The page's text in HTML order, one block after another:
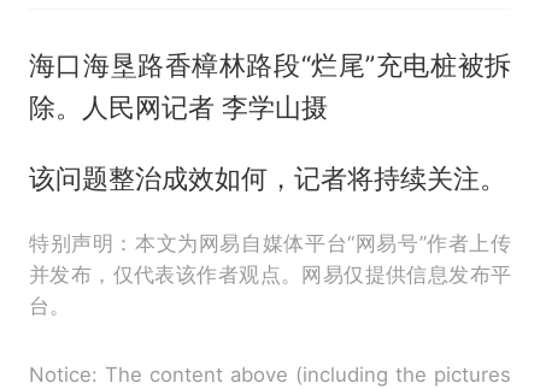
海口海垦路香樟林路段“烂尾”充电桩被拆
除。人民网记者 李学山摄
该问题整治成效如何，记者将持续关注。
特别声明：本文为网易自媒体平台“网易号”作者上传
并发布，仅代表该作者观点。网易仅提供信息发布平
台。
Notice: The content above (including the pictures